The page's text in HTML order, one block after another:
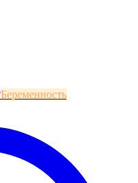
Беременность